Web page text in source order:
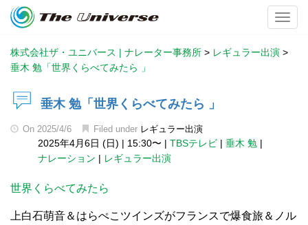
株式会社ザ・ユニバース | ナレーター事務所 > レギュラー出演 >
垂木 勉「世界くらべてみたら 」
垂木 勉「世界くらべてみたら 」
On 2025/4/6 Filed under レギュラー出演
2025年4月6日 (日) | 15:30〜 | TBSテレビ | 垂木 勉 |
ナレーション | レギュラー出演
世界くらべてみたら
上白石萌音＆はらぺこツインズがフランスで爆食旅＆ノル